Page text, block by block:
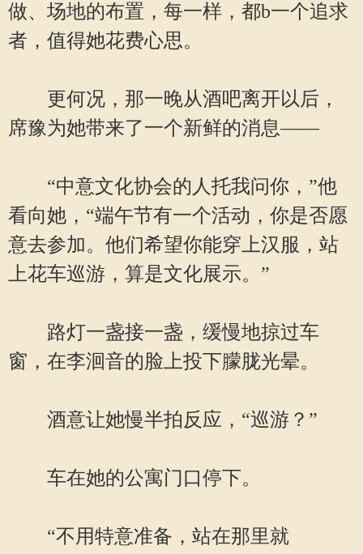
做、场地的布置，每一样，都b一个追求
者，值得她花费心思。
更何况，那一晚从酒吧离开以后，
席豫为她带来了一个新鲜的消息——
“中意文化协会的人托我问你，”他
看向她，“端午节有一个活动，你是否愿
意去参加。他们希望你能穿上汉服，站
上花车巡游，算是文化展示。”
路灯一盏接一盏，缓慢地掠过车
窗，在李洄音的脸上投下朦胧光晕。
酒意让她慢半拍反应，“巡游？”
车在她的公寓门口停下。
“不用特意准备，站在那里就